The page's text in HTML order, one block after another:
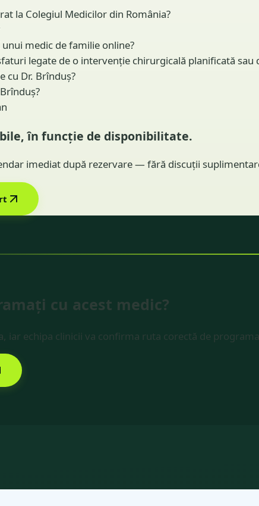
la Colegiul Medicilor din România?
medic de familie online?
legate de o intervenție chirurgicală planificată
cu Dr. Brînduș?
în funcție de disponibilitate.
imediat după rezervare — fără discuții
cu acest medic?
iar echipa clinicii va confirma ruta corectă de